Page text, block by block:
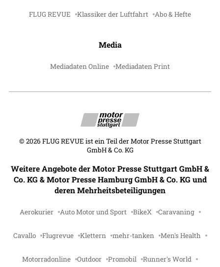
FLUG REVUE Klassiker der Luftfahrt Abo & Hefte
Media
Mediadaten Online Mediadaten Print
© 2026 FLUG REVUE ist ein Teil der Motor Presse Stuttgart
GmbH & Co. KG
Weitere Angebote der Motor Presse Stuttgart GmbH &
Co. KG & Motor Presse Hamburg GmbH & Co. KG und
deren Mehrheitsbeteiligungen
Aerokurier Auto Motor und Sport BikeX Caravaning
Cavallo Flugrevue Klettern mehr-tanken Men's Health
Motorradonline Outdoor Promobil Runner's World